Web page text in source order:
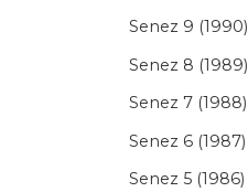
Senez 9 (1990)
Senez 8 (1989)
Senez 7 (1988)
Senez 6 (1987)
Senez 5 (1986)